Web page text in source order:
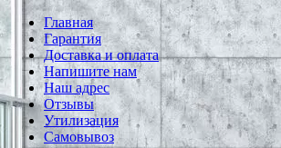
Главная
Гарантия
Доставка и оплата
Напишите нам
Наш адрес
Отзывы
Утилизация
Самовывоз